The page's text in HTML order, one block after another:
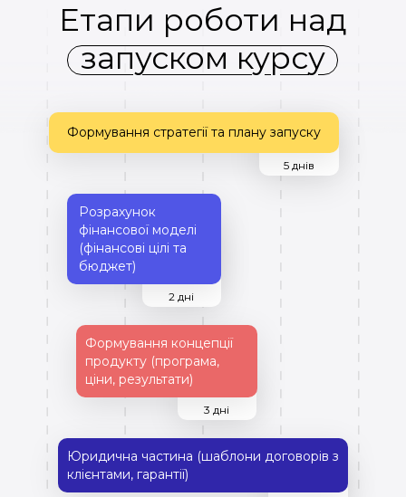
5 днів
3 дні
Формування стратегії та плану запуску
Юридична частина (шаблони договорів з
клієнтами, гарантії)
Розрахунок
фінансової моделі
(фінансові цілі та
бюджет)
Формування концепції
продукту (програма,
ціни, результати)
2 дні
Етапи роботи над
запуском курсу